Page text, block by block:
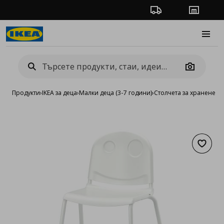
Проследяване на
Camera
Продукти›IKEA за деца›Малки деца (3-7 години)›Столчета за хранене